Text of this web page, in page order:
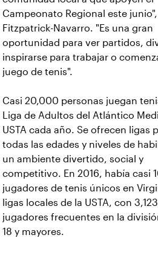
Campeonato Regional este
Fitzpatrick-Navarro. "Es una gran
oportunidad para ver partidos,
inspirarse para trabajar o
juego de tenis".
Casi 20,000 personas juegan
Liga de Adultos del Atlántico
USTA cada año. Se ofrecen ligas
todas las edades y niveles de
un ambiente divertido, social y
competitivo. En 2016, había casi
jugadores de tenis únicos en
ligas locales de la USTA, con 3,123
jugadores frecuentes en la
18 y mayores.